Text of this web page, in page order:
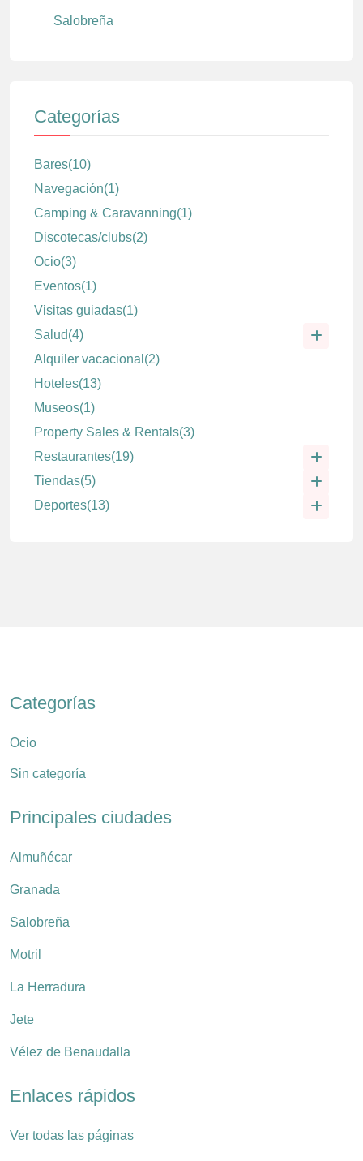
Salobreña
Categorías
Bares(10)
Navegación(1)
Camping & Caravanning(1)
Discotecas/clubs(2)
Ocio(3)
Eventos(1)
Visitas guiadas(1)
Salud(4)
Alquiler vacacional (2)
Hoteles(13)
Museos(1)
Property Sales & Rentals(3)
Restaurantes(19)
Tiendas(5)
Deportes(13)
Categorías
Ocio
Sin categoría
Principales ciudades
Almuñécar
Granada
Salobreña
Motril
La Herradura
Jete
Vélez de Benaudalla
Enlaces rápidos
Ver todas las páginas